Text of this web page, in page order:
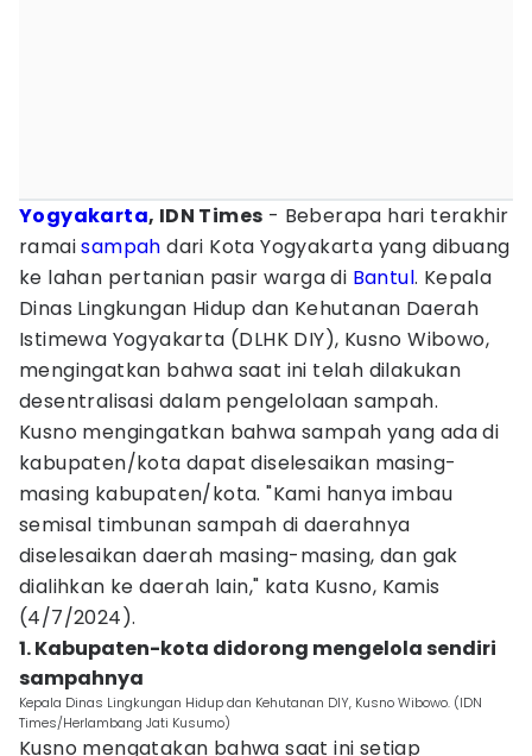
Yogyakarta, IDN Times - Beberapa hari terakhir
ramaisampah dari Kota Yogyakarta yang dibuang
ke lahan pertanian pasir warga di Bantul. Kepala
Dinas Lingkungan Hidup dan Kehutanan Daerah
Istimewa Yogyakarta (DLHK DIY), Kusno Wibowo,
mengingatkan bahwa saat ini telah dilakukan
desentralisasi dalam pengelolaan sampah.
Kusno mengingatkan bahwa sampah yang ada di
kabupaten/kota dapat diselesaikan masing-
masing kabupaten/kota. "Kami hanya imbau
semisal timbunan sampah di daerahnya
diselesaikan daerah masing-masing, dan gak
dialihkan ke daerah lain," kata Kusno, Kamis
(4/7/2024).
1. Kabupaten-kota didorong mengelola sendiri
sampahnya
Kepala Dinas Lingkungan Hidup dan Kehutanan DIY, Kusno Wibowo. (IDN
Times/Herlambang Jati Kusumo)
Kusno mengatakan bahwa saat ini setiap